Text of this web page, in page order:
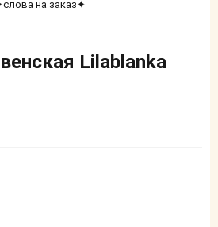
на заказ✦
Lilablanka